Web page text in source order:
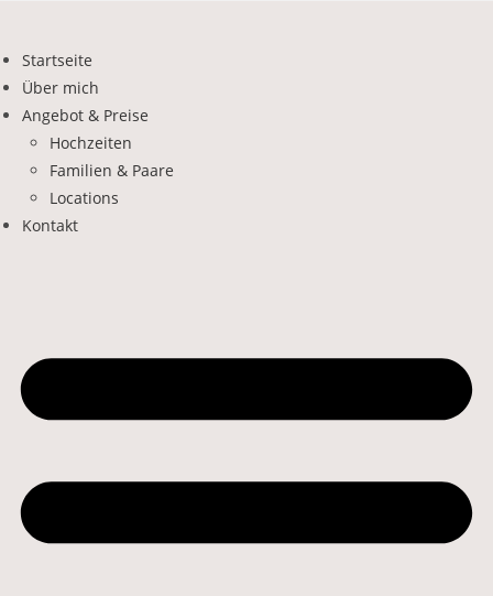
Startseite
Über mich
Angebot & Preise
Hochzeiten
Familien & Paare
Locations
Kontakt